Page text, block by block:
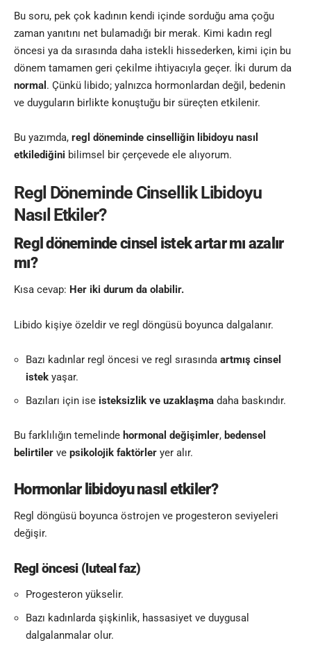
Bu soru, pek çok kadının kendi içinde sorduğu ama çoğu
zaman yanıtını net bulamadığı bir merak. Kimi kadın regl
öncesi ya da sırasında daha istekli hissederken, kimi için bu
dönem tamamen geri çekilme ihtiyacıyla geçer. İki durum da
normal . Çünkü libido; yalnızca hormonlardan değil, bedenin
ve duyguların birlikte konuştuğu bir süreçten etkilenir.
Bu yazımda, regl döneminde cinselliğin libidoyu nasıl
etkilediğini bilimsel bir çerçevede ele alıyorum.
Regl Döneminde Cinsellik Libidoyu
Nasıl Etkiler?
Regl döneminde cinsel istek artar mı azalır
mı?
Kısa cevap: Her iki durum da olabilir.
Libido kişiye özeldir ve regl döngüsü boyunca dalgalanır.
Bazı kadınlar regl öncesi ve regl sırasında artmış cinsel
istek yaşar.
Bazıları için ise isteksizlik ve uzaklaşma daha baskındır.
Bu farklılığın temelinde hormonal değişimler, bedensel
belirtiler ve psikolojik faktörler yer alır.
Hormonlar libidoyu nasıl etkiler?
Regl döngüsü boyunca östrojen ve progesteron seviyeleri
değişir.
Regl öncesi (luteal faz)
Progesteron yükselir.
Bazı kadınlarda şişkinlik, hassasiyet ve duygusal
dalgalanmalar olur.